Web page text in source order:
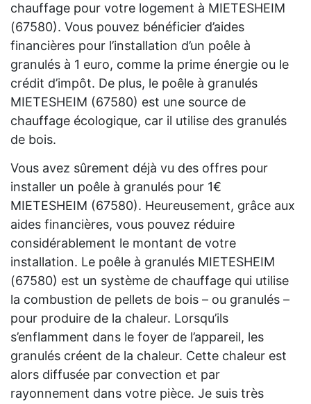
chauffage pour votre logement à MIETESHEIM
(67580). Vous pouvez bénéficier d’aides
financières pour l’installation d’un poêle à
granulés à 1 euro, comme la prime énergie ou le
crédit d’impôt. De plus, le poêle à granulés
MIETESHEIM (67580) est une source de
chauffage écologique, car il utilise des granulés
de bois.
Vous avez sûrement déjà vu des offres pour
installer un poêle à granulés pour 1€
MIETESHEIM (67580). Heureusement, grâce aux
aides financières, vous pouvez réduire
considérablement le montant de votre
installation. Le poêle à granulés MIETESHEIM
(67580) est un système de chauffage qui utilise
la combustion de pellets de bois – ou granulés –
pour produire de la chaleur. Lorsqu’ils
s’enflamment dans le foyer de l’appareil, les
granulés créent de la chaleur. Cette chaleur est
alors diffusée par convection et par
rayonnement dans votre pièce. Je suis très